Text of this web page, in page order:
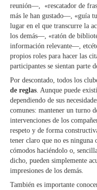
reunión—, «rescatador de
más le han gustado—, «guía
lugar en el que transcurre la
los demás—, «ratón de
información relevante—,
propios roles para hacer las
participantes se sientan parte
Por descontado, todos los
de reglas. Aunque puede
dependiendo de sus
comunes: mantener un turno
intervenciones de los
respeto y de forma
tener claro que no es ninguna
cómodos haciéndolo o,
dicho, pueden simplemente
impresiones de los demás.
También es importante